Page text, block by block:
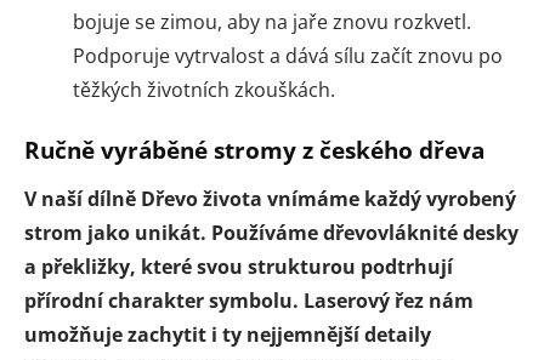
bojuje se zimou, aby na jaře znovu rozkvetl.
Podporuje vytrvalost a dává sílu začít znovu po
těžkých životních zkouškách.
Ručně vyráběné stromy z českého dřeva
V naší dílně Dřevo života vnímáme každý vyrobený
strom jako unikát. Používáme dřevovláknité desky
a překližky, které svou strukturou podtrhují
přírodní charakter symbolu. Laserový řez nám
umožňuje zachytit i ty nejjemnější detaily